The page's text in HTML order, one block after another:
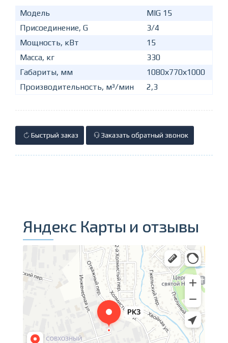
Модель
MIG 15
Присоединение, G
3/4
Мощность, кВт
15
Масса, кг
330
Габариты, мм
1080х770х1000
Производительность, м³/мин
2,3
Быстрый заказ Заказать обратный звонок
Яндекс Карты и отзывы